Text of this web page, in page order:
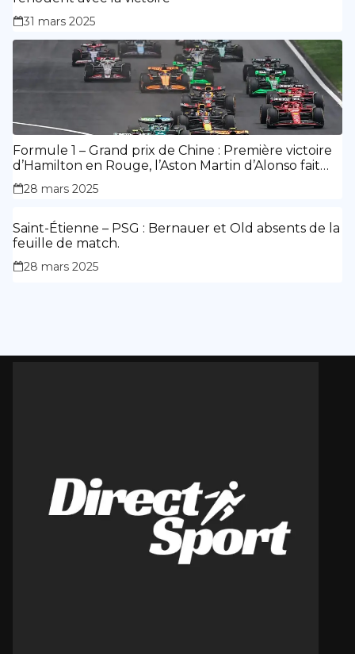
31 mars 2025
Formule 1 – Grand prix de Chine : Première victoire
d’Hamilton en Rouge, l’Aston Martin d’Alonso fait
des siennes.
28 mars 2025
Saint-Étienne – PSG : Bernauer et Old absents de la
feuille de match.
28 mars 2025